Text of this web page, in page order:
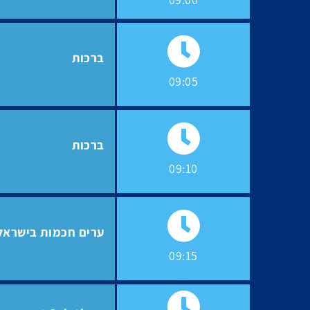
09:05
ברכות
09:10
ברכות
09:15
ערים חכמות בישראל 2030: מפת